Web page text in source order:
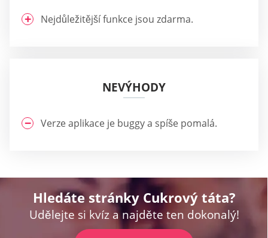
Nejdůležitější funkce jsou zdarma.
NEVÝHODY
Verze aplikace je buggy a spíše pomalá.
Hledáte stránky Cukrový táta?
Udělejte si kvíz a najděte ten dokonalý!